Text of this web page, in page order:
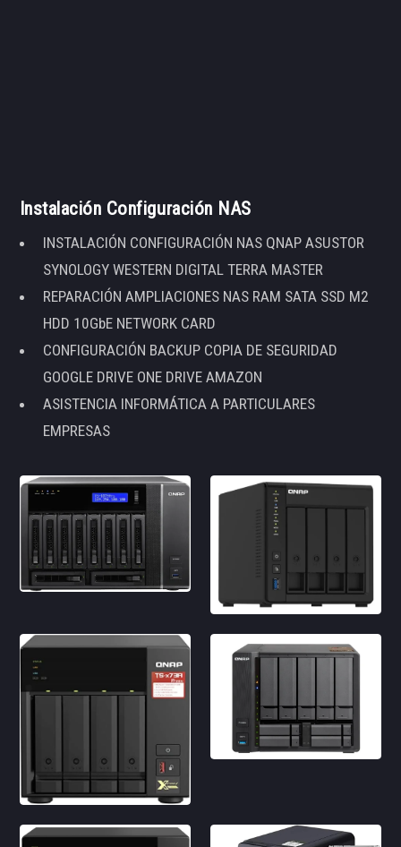
Instalación Configuración NAS
INSTALACIÓN CONFIGURACIÓN NAS QNAP ASUSTOR
SYNOLOGY WESTERN DIGITAL TERRA MASTER
REPARACIÓN AMPLIACIONES NAS RAM SATA SSD M2
HDD 10GbE NETWORK CARD
CONFIGURACIÓN BACKUP COPIA DE SEGURIDAD
GOOGLE DRIVE ONE DRIVE AMAZON
ASISTENCIA INFORMÁTICA A PARTICULARES
EMPRESAS